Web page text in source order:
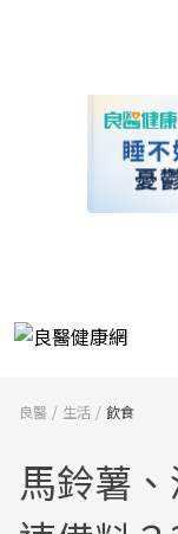
良醫 生活 飲食
馬鈴薯